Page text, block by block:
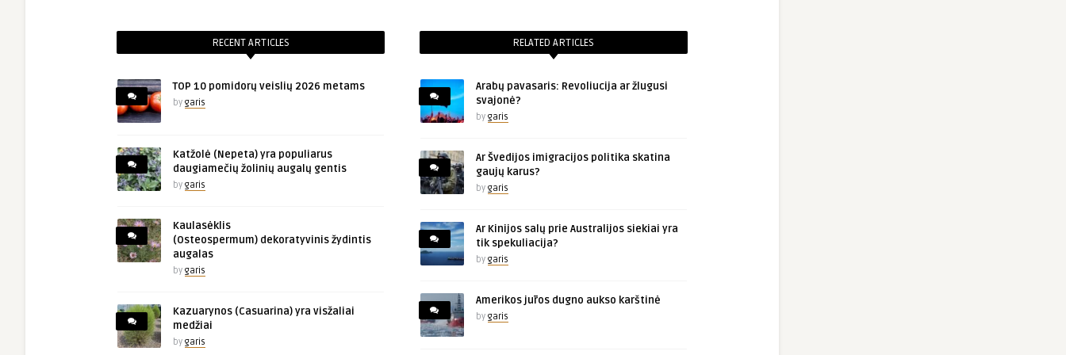
RECENT ARTICLES
TOP 10 pomidorų veislių 2026 metams
by garis
Katžolė (Nepeta) yra populiarus
daugiamečių žolinių augalų gentis
by garis
Kaulasėklis
(Osteospermum) dekoratyvinis žydintis
augalas
by garis
Kazuarynos (Casuarina) yra visžaliai
medžiai
by garis
RELATED ARTICLES
Arabų pavasaris: Revoliucija ar žlugusi
svajonė?
by garis
Ar Švedijos imigracijos politika skatina
gaujų karus?
by garis
Ar Kinijos salų prie Australijos siekiai yra
tik spekuliacija?
by garis
Amerikos jūros dugno aukso karštinė
by garis